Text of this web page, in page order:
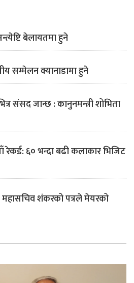
बेलायतमा हुने
सम्मेलन क्यानाडामा हुने
संसद जान्छ : कानुनमन्त्री शोभिता
६० भन्दा बढी कलाकार भिजिट
शंकरको पत्रले मेयरको